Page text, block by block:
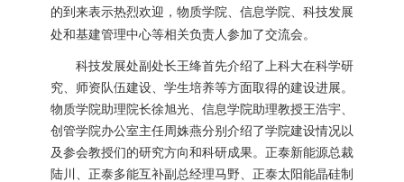
的到来表示热烈欢迎，物质学院、信息学院、科技发展
处和基建管理中心等相关负责人参加了交流会。
科技发展处副处长王绛首先介绍了上科大在科学研
究、师资队伍建设、学生培养等方面取得的建设进展。
物质学院助理院长徐旭光、信息学院助理教授王浩宇、
创管学院办公室主任周姝燕分别介绍了学院建设情况以
及参会教授们的研究方向和科研成果。正泰新能源总裁
陆川、正泰多能互补副总经理马野、正泰太阳能晶硅制